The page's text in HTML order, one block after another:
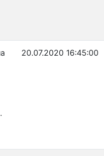
20.07.2020 16:45:00